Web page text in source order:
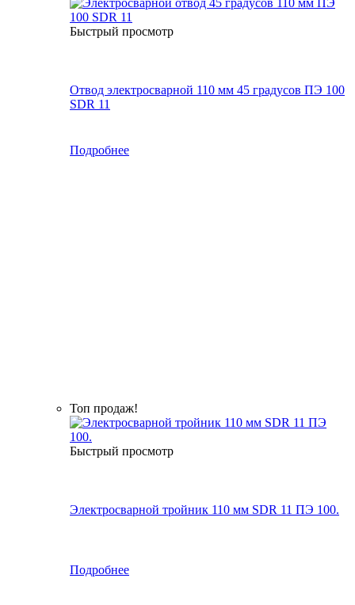
Быстрый просмотр
Отвод электросварной 110 мм 45 градусов ПЭ 100
SDR 11
Подробнее
Топ продаж!
Быстрый просмотр
Электросварной тройник 110 мм SDR 11 ПЭ 100.
Подробнее